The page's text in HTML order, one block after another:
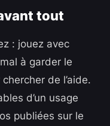
tout
: jouez avec
à garder le
de l’aide.
d’un usage
publiées sur le